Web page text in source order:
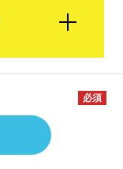
必須